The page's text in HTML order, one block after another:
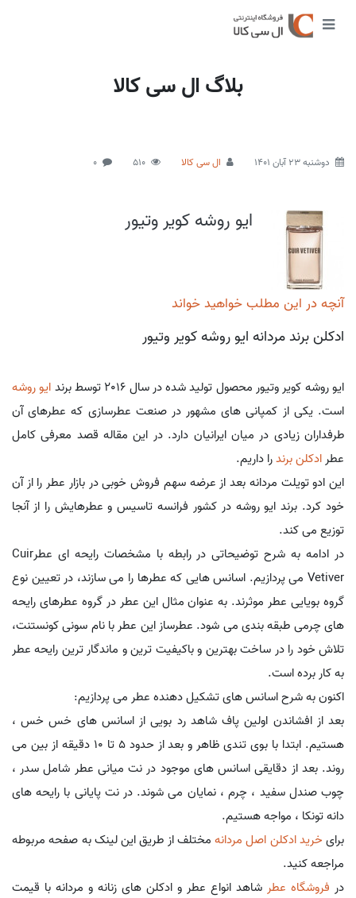
بلاگ ال سی کالا
دوشنبه 23 آبان 1401 ال سی کالا 510
0
ایو روشه کویر وتیور
آنچه در این مطلب خواهید خواند
ادکلن برند مردانه ایو روشه کویر وتیور
ایو روشه کویر وتیور محصول تولید شده در سال 2016 توسط برند
ایو روشه
است. یکی از کمپانی های مشهور در صنعت عطرسازی که عطرهای آن
طرفداران زیادی در میان ایرانیان دارد. در این مقاله قصد معرفی کامل
عطر ادکلن برندرا داریم.
این ادو تویلت مردانه بعد از عرضه سهم فروش خوبی در بازار عطر را از آن
خود کرد. برند ایو روشه در کشور فرانسه تاسیس و عطرهایش را از آنجا
توزیع می کند.
در ادامه به شرح توضیحاتی در رابطه با مشخصات رایحه ای عطرCuir
Vetiver می پردازیم. اسانس هایی که عطرها را می سازند، در تعیین نوع
گروه بویایی عطر موثرند. به عنوان مثال این عطر در گروه عطرهای رایحه
های چرمی طبقه بندی می شود. عطرساز این عطر با نام سونی کونستنت،
تلاش خود را در ساخت بهترین و باکیفیت ترین و ماندگار ترین رایحه عطر
به کار برده است.
اکنون به شرح اسانس های تشکیل دهنده عطر می پردازیم:
بعد از افشاندن اولین پاف شاهد رد بویی از اسانس های خس خس ،
هستیم. ابتدا با بوی تندی ظاهر و بعد از حدود 5 تا 10 دقیقه از بین می
روند. بعد از دقایقی اسانس های موجود در نت میانی عطر شامل سدر ،
چوب صندل سفید ، چرم ، نمایان می شوند. در نت پایانی با رایحه های
دانه تونکا ، مواجه هستیم.
برایخرید ادکلن اصل مردانه مختلف از طریق این لینک به صفحه مربوطه
مراجعه کنید.
در فروشگاه عطر شاهد انواع عطر و ادکلن های زنانه و مردانه با قیمت